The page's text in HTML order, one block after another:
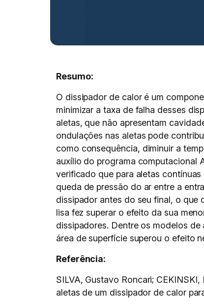
Resumo:
O dissipador de calor é um
minimizar a taxa de falha desses
aletas, que não apresentam
ondulações nas aletas pode
como consequência, diminuir a
auxílio do programa computacional
verificado que para aletas
queda de pressão do ar entre a
dissipador antes do seu final, o que
lisa fez superar o efeito da sua
dissipadores. Dentre os modelos
área de superfície superou o efeito
Referência:
SILVA, Gustavo Roncari;
aletas de um dissipador de calor